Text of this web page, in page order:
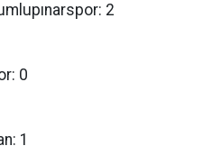
2
0
1